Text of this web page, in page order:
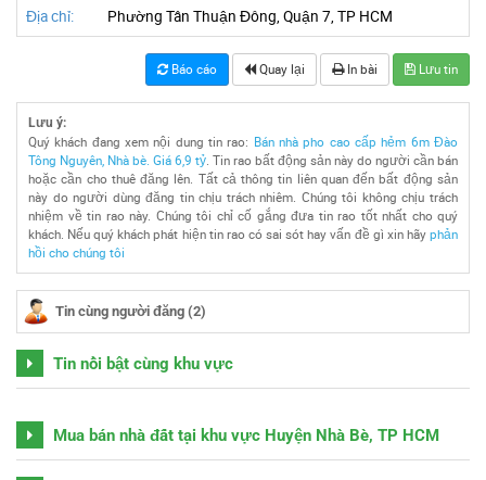
Địa chỉ: Phường Tân Thuận Đông, Quận 7, TP HCM
Báo cáo Quay lại In bài Lưu tin
Lưu ý:
Quý khách đang xem nội dung tin rao: Bán nhà pho cao cấp hẻm 6m Đào
Tông Nguyên, Nhà bè. Giá 6,9 tỷ. Tin rao bất động sản này do người cần bán
hoặc cần cho thuê đăng lên. Tất cả thông tin liên quan đến bất động sản
này do người dùng đăng tin chịu trách nhiêm. Chúng tôi không chịu trách
nhiệm về tin rao này. Chúng tôi chỉ cố gắng đưa tin rao tốt nhất cho quý
khách. Nếu quý khách phát hiện tin rao có sai sót hay vấn đề gì xin hãy phản
hồi cho chúng tôi
Tin cùng người đăng (2)
Tin nổi bật cùng khu vực
Mua bán nhà đất tại khu vực Huyện Nhà Bè, TP HCM